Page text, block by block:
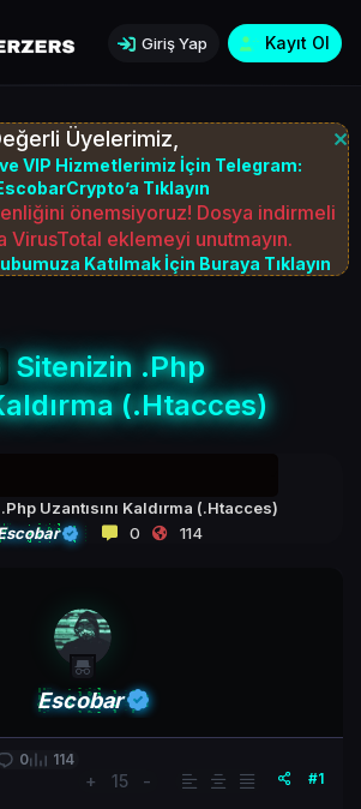
Giriş Yap Kayıt Ol
Üyelerimiz,
VIP Hizmetlerimiz İçin Telegram:
Tıklayın
önemsiyoruz! Dosya indirmeli
VirusTotal eklemeyi unutmayın.
Katılmak İçin Buraya Tıklayın
Sitenizin .Php
(.Htacces)
Uzantısını Kaldırma (.Htacces)
0 114
Escobar
0 114
+ 15 - #1